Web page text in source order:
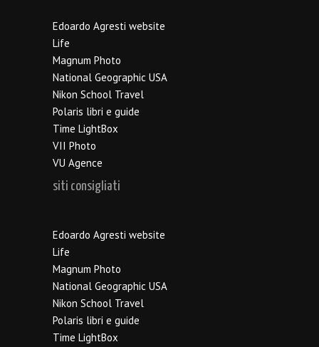
Edoardo Agresti website
Life
Magnum Photo
National Geographic USA
Nikon School Travel
Polaris libri e guide
Time LightBox
VII Photo
VU Agence
siti consigliati
Edoardo Agresti website
Life
Magnum Photo
National Geographic USA
Nikon School Travel
Polaris libri e guide
Time LightBox